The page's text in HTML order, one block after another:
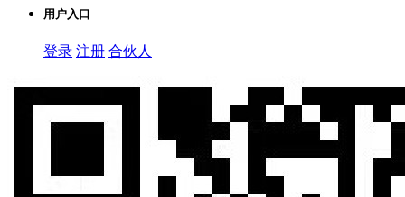
用户入口
登录 注册 合伙人